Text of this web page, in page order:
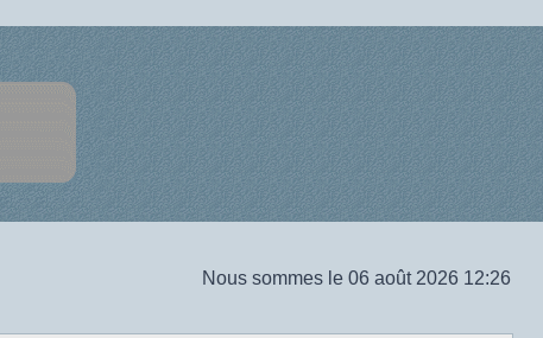
Nous sommes le 06 août 2026 12:26